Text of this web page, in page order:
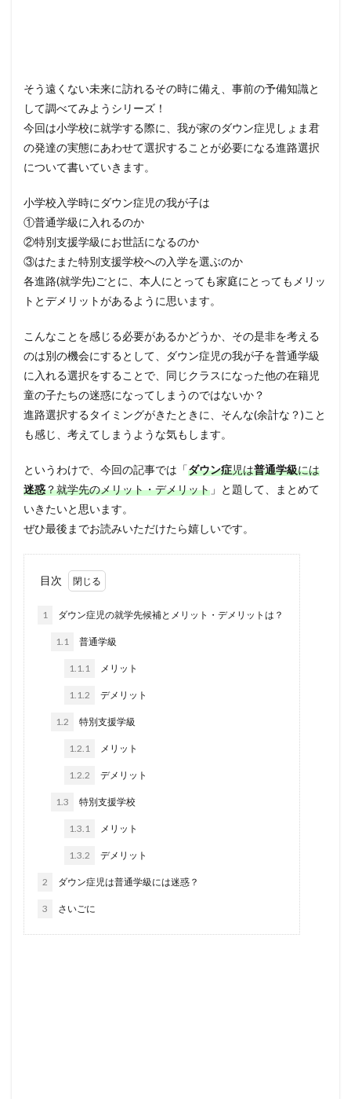
そう遠くない未来に訪れるその時に備え、事前の予備知識と
して調べてみようシリーズ！
今回は小学校に就学する際に、我が家のダウン症児しょま君
の発達の実態にあわせて選択することが必要になる進路選択
について書いていきます。
小学校入学時にダウン症児の我が子は
①普通学級に入れるのか
②特別支援学級にお世話になるのか
③はたまた特別支援学校への入学を選ぶのか
各進路(就学先)ごとに、本人にとっても家庭にとってもメリッ
トとデメリットがあるように思います。
こんなことを感じる必要があるかどうか、その是非を考える
のは別の機会にするとして、ダウン症児の我が子を普通学級
に入れる選択をすることで、同じクラスになった他の在籍児
童の子たちの迷惑になってしまうのではないか？
進路選択するタイミングがきたときに、そんな(余計な？)こと
も感じ、考えてしまうような気もします。
というわけで、今回の記事では「ダウン症児は普通学級には
迷惑？就学先のメリット・デメリット 」と題して、まとめて
いきたいと思います。
ぜひ最後までお読みいただけたら嬉しいです。
目次
1 ダウン症児の就学先候補とメリット・デメリットは？
1.1 普通学級
1.1.1 メリット
1.1.2 デメリット
1.2 特別支援学級
1.2.1 メリット
1.2.2 デメリット
1.3 特別支援学校
1.3.1 メリット
1.3.2 デメリット
2 ダウン症児は普通学級には迷惑？
3 さいごに